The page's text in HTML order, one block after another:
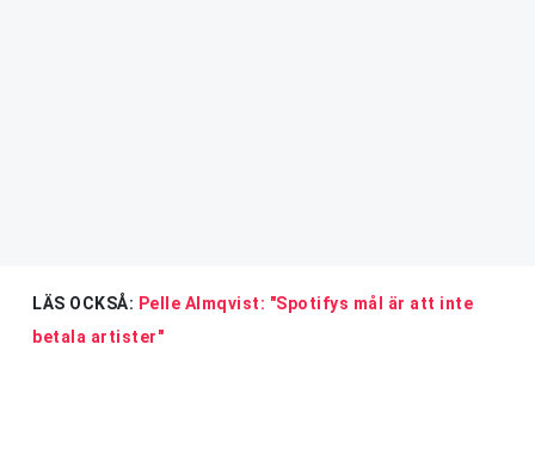
LÄS OCKSÅ: Pelle Almqvist: "Spotifys mål är att inte
betala artister"